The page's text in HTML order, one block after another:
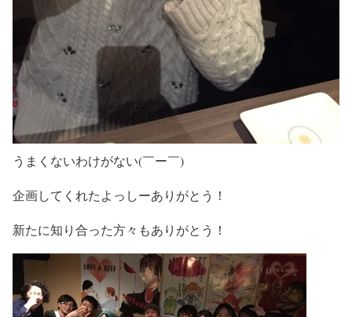
うまくないわけがない(￣ー￣)
企画してくれたよっしーありがとう！
新たに知り合った方々もありがとう！